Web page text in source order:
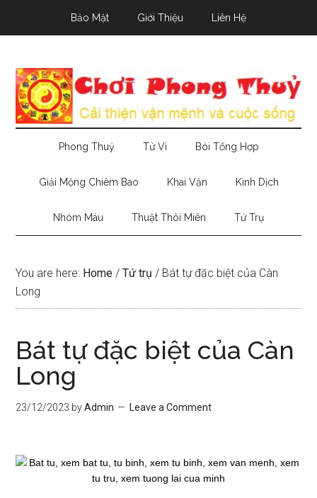
Bảo Mật Giới Thiệu Liên Hệ
Phong Thuỷ Tử Vi Bói Tổng Hợp
Giải Mộng Chiêm Bao Khai Vận Kinh Dịch
Nhóm Máu Thuật Thôi Miên Tứ Trụ
You are here: Home / Tứ trụ / Bát tự đặc biệt của Càn
Long
Bát tự đặc biệt của Càn
Long
23/12/2023 byAdmin Leave a Comment